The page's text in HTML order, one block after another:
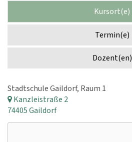
Kursort(e)
Termin(e)
Dozent(en)
Stadtschule Gaildorf, Raum 1
Kanzleistraße 2
74405 Gaildorf